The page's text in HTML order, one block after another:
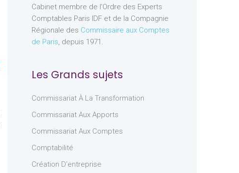
Cabinet membre de l’Ordre des Experts
Comptables Paris IDF et de la Compagnie
Régionale des Commissaire aux Comptes
de Paris, depuis 1971.
Les Grands sujets
Commissariat À La Transformation
Commissariat Aux Apports
Commissariat Aux Comptes
Comptabilité
Création D'entreprise